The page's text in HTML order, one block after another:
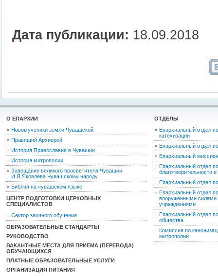
Дата публикации: 18.09.2018
О ЕПАРХИИ
Новомученики земли Чувашской
Правящий Архиерей
История Православия в Чувашии
История митрополии
Завещание великого просветителя Чувашии
И.Я.Яковлева Чувашскому народу
Библия на чувашском языке
ЦЕНТР ПОДГОТОВКИ ЦЕРКОВНЫХ
СПЕЦИАЛИСТОВ
Сектор заочного обучения
ОБРАЗОВАТЕЛЬНЫЕ СТАНДАРТЫ
РУКОВОДСТВО
ВАКАНТНЫЕ МЕСТА ДЛЯ ПРИЕМА (ПЕРЕВОДА)
ОБУЧАЮЩИХСЯ
ПЛАТНЫЕ ОБРАЗОВАТЕЛЬНЫЕ УСЛУГИ
ОРГАНИЗАЦИЯ ПИТАНИЯ
ОТДЕЛЫ
Епархиальный отдел
катехизации
Епархиальный отдел
Епархиальный
Епархиальный отдел
благотворительности
Епархиальный отдел
Епархиальный отдел
вооруженными силами
учреждениями
Епархиальный отдел
общества
Комиссия по
митрополии